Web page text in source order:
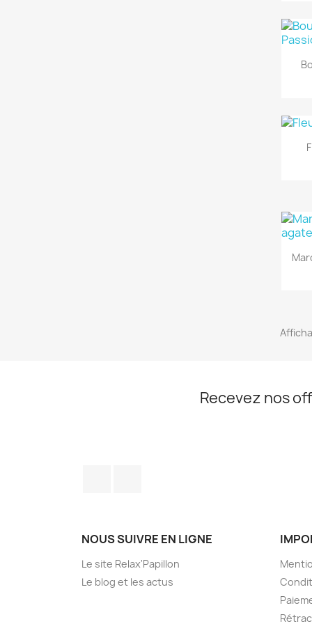
Recevez nos
NOUS SUIVRE EN LIGNE
Le site Relax'Papillon
Le blog et les actus